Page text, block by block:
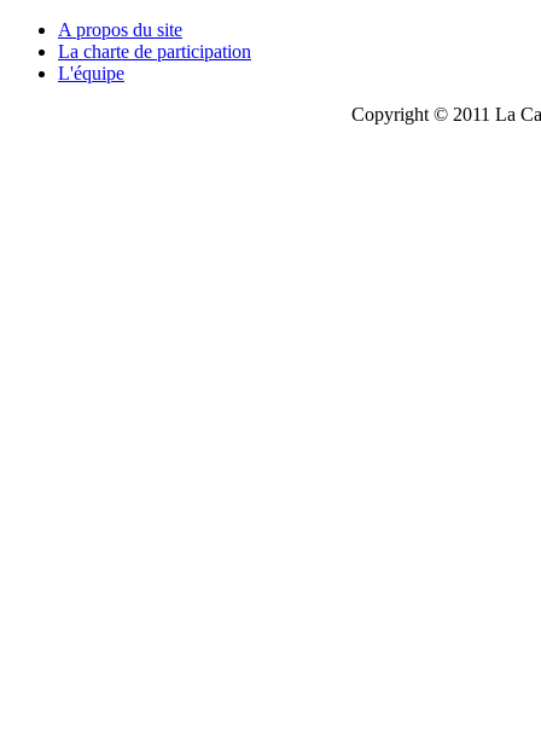
A propos du site
La charte de participation
L'équipe
Copyright © 2011 La